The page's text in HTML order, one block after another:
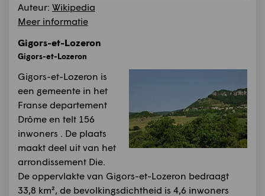
Auteur: Wikipedia
Meer informatie
Gigors-et-Lozeron
Gigors-et-Lozeron
Gigors-et-Lozeron is
een gemeente in het
Franse departement
Drôme en telt 156
inwoners . De plaats
maakt deel uit van het
arrondissement Die.
De oppervlakte van Gigors-et-Lozeron bedraagt
33,8 km², de bevolkingsdichtheid is 4,6 inwoners